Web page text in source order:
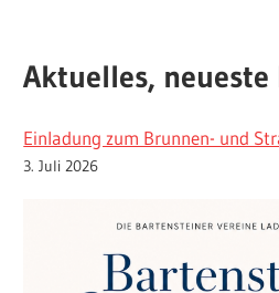
Aktuelles, neueste
Einladung zum Brunnen- und
3. Juli 2026